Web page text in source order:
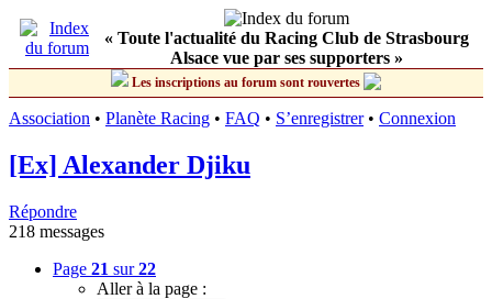
« Toute l'actualité du Racing Club de Strasbourg
Alsace vue par ses supporters »
Les inscriptions au forum sont rouvertes
Association • Planète Racing • FAQ • S’enregistrer• Connexion
[Ex] Alexander Djiku
Répondre
218 messages
Page 21 sur22
Aller à la page :